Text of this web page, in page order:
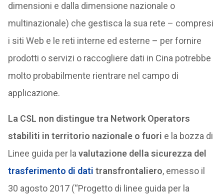
dimensioni e dalla dimensione nazionale o
multinazionale) che gestisca la sua rete – compresi
i siti Web e le reti interne ed esterne – per fornire
prodotti o servizi o raccogliere dati in Cina potrebbe
molto probabilmente rientrare nel campo di
applicazione.
La CSL non distingue tra Network Operators
stabiliti in territorio nazionale o fuori e la bozza di
Linee guida per la valutazione della sicurezza del
trasferimento di dati transfrontaliero, emesso il
30 agosto 2017 (“Progetto di linee guida per la